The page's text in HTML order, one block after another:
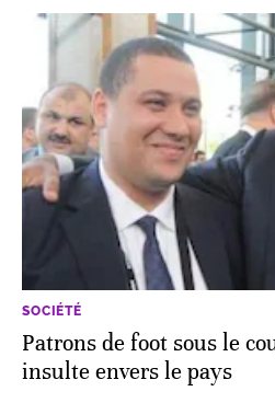
SOCIÉTÉ
Patrons de foot sous le
insulte envers le pays